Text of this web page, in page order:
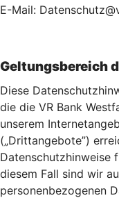
E-Mail:
Geltungsbereich
Diese
die die VR Bank
unserem
(„Drittangebote”)
Datenschutzhinweise
diesem Fall sind wir
personenbezogenen